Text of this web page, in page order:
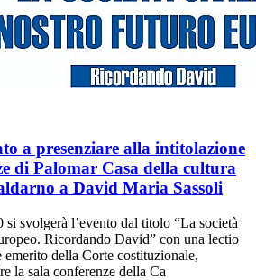
a presenziare alla intitolazione
di Palomar Casa della cultura
a David Maria Sassoli
si svolgerà l’evento dal titolo “La società
Ricordando David” con una lectio
emerito della Corte costituzionale,
la sala conferenze della Ca